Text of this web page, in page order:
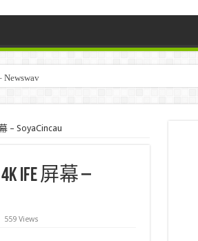
– SoyaCincau
IFE 屏幕 –
559 Views